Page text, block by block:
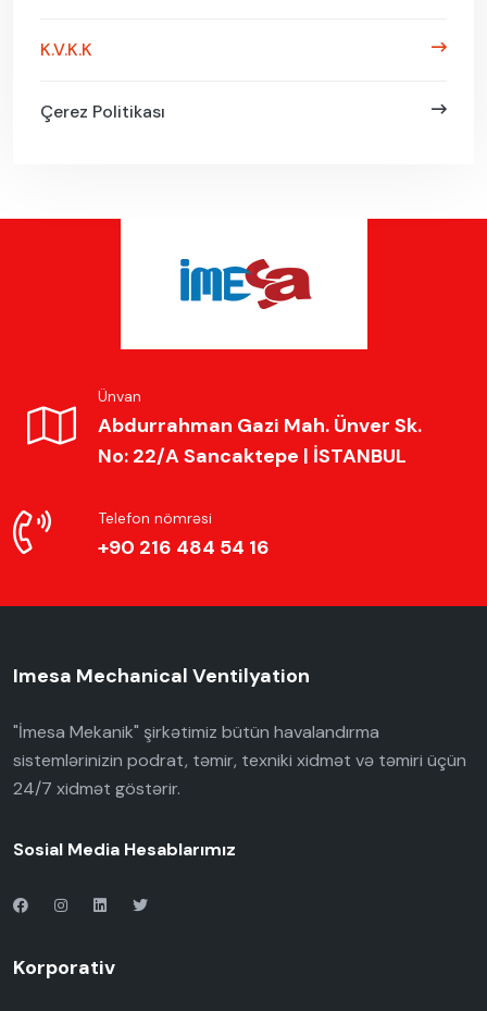
K.V.K.K
Çerez Politikası
Telefon nömrəsi
+90 216 484 54 16
Ünvan
Abdurrahman Gazi Mah. Ünver Sk.
No: 22/A Sancaktepe | İSTANBUL
Imesa Mechanical Ventilyation
"İmesa Mekanik" şirkətimiz bütün havalandırma
sistemlərinizin podrat, təmir, texniki xidmət və təmiri üçün
24/7 xidmət göstərir.
Sosial Media Hesablarımız
Korporativ